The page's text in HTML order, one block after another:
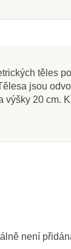
těles
jsou
výšky 20 cm.
není